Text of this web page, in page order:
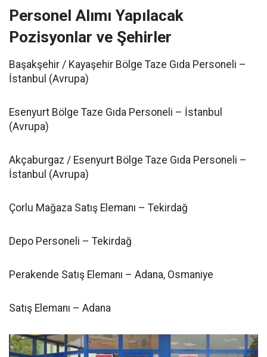
Personel Alımı Yapılacak
Pozisyonlar ve Şehirler
Başakşehir / Kayaşehir Bölge Taze Gıda Personeli –
İstanbul (Avrupa)
Esenyurt Bölge Taze Gıda Personeli – İstanbul
(Avrupa)
Akçaburgaz / Esenyurt Bölge Taze Gıda Personeli –
İstanbul (Avrupa)
Çorlu Mağaza Satış Elemanı – Tekirdağ
Depo Personeli – Tekirdağ
Perakende Satış Elemanı – Adana, Osmaniye
Satış Elemanı – Adana